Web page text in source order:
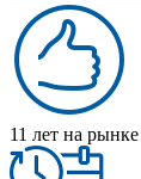
11 лет на рынке